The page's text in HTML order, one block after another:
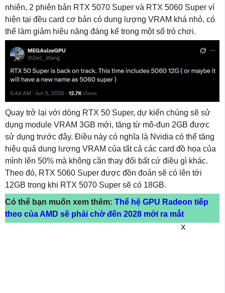
nhiên, 2 phiên bản RTX 5070 Super và RTX 5060 Super vì
hiện tại đều card cơ bản có dung lượng VRAM khá nhỏ, có
thể làm giảm hiệu năng đáng kể trong một số trò chơi.
Quay trở lại với dòng RTX 50 Super, dự kiến ​​chúng sẽ sử
dụng module VRAM 3GB mới, tăng từ mô-đun 2GB được
sử dụng trước đây. Điều này có nghĩa là Nvidia có thể tăng
hiệu quả dung lượng VRAM của tất cả các card đồ họa của
mình lên 50% mà không cần thay đổi bất cứ điều gì khác.
Theo đó, RTX 5060 Super được đồn đoán sẽ có lên tới
12GB trong khi RTX 5070 Super sẽ có 18GB.
Có thể bạn muốn xem thêm: Thế hệ GPU Radeon tiếp
theo của AMD sẽ phải chờ đến 2028 mới ra mắt
X